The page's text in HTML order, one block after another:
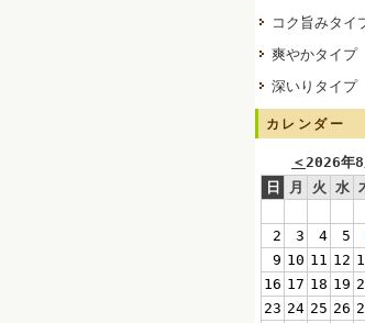
コク旨みタイ
爽やかタイプ
深いりタイプ
カレンダー
＜2026年8
日
月 火 水
2
3 4 5
9 10 11 12
16 17 18 19
23 24 25 26